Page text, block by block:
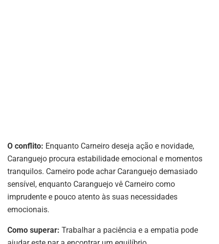
O conflito: Enquanto Carneiro deseja ação e novidade,
Caranguejo procura estabilidade emocional e momentos
tranquilos. Carneiro pode achar Caranguejo demasiado
sensível, enquanto Caranguejo vê Carneiro como
imprudente e pouco atento às suas necessidades
emocionais.
Como superar: Trabalhar a paciência e a empatia pode